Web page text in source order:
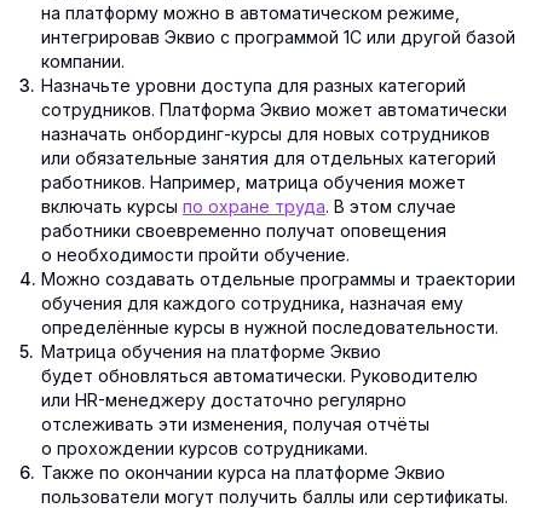
на платформу можно в автоматическом режиме,
интегрировав Эквио с программой 1С или другой базой
компании.
Назначьте уровни доступа для разных категорий
сотрудников. Платформа Эквио может автоматически
назначать онбординг-курсы для новых сотрудников
или обязательные занятия для отдельных категорий
работников. Например, матрица обучения может
включать курсы по охране труда. В этом случае
работники своевременно получат оповещения
о необходимости пройти обучение.
Можно создавать отдельные программы и траектории
обучения для каждого сотрудника, назначая ему
определённые курсы в нужной последовательности.
Матрица обучения на платформе Эквио
будет обновляться автоматически. Руководителю
или HR-менеджеру достаточно регулярно
отслеживать эти изменения, получая отчёты
о прохождении курсов сотрудниками.
Также по окончании курса на платформе Эквио
пользователи могут получить баллы или сертификаты.